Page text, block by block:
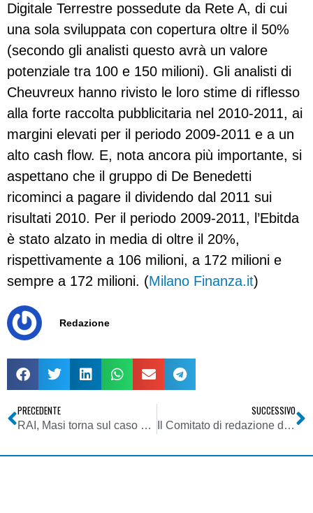
Digitale Terrestre possedute da Rete A, di cui
una sola sviluppata con copertura oltre il 50%
(secondo gli analisti questo avrà un valore
potenziale tra 100 e 150 milioni). Gli analisti di
Cheuvreux hanno rivisto le loro stime di riflesso
alla forte raccolta pubblicitaria nel 2010-2011, ai
margini elevati per il periodo 2009-2011 e a un
alto cash flow. E, nota ancora più importante, si
aspettano che il gruppo di De Benedetti
ricominci a pagare il dividendo dal 2011 sui
risultati 2010. Per il periodo 2009-2011, l’Ebitda
è stato alzato in media di oltre il 20%,
rispettivamente a 106 milioni, a 172 milioni e
sempre a 172 milioni. (Milano Finanza.it)
Redazione
PRECEDENTE
RAI, Masi torna sul caso Sky: “Ci offrivano 50 milioni per qualcosa che noi valutiamo 200”. Temibili concorrenti da trattare “con determinazione”
SUCCESSIVO
Il Comitato di redazione del Tg1 attacca l’editoriale di Minzolini: “Ha schierato la testata, sposando esplicitamente le posizioni di maggioranza”